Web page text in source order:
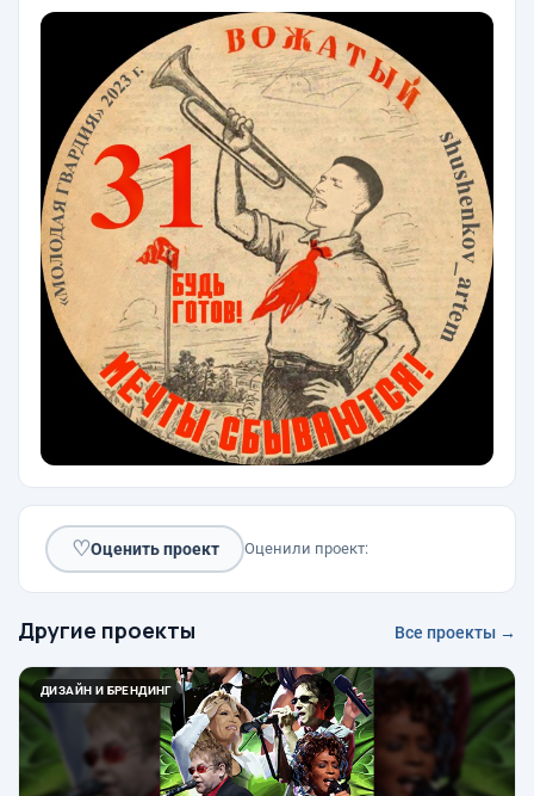
♡Оценить проект Оценили проект:
Другие проекты Все проекты →
ДИЗАЙН И БРЕНДИНГ